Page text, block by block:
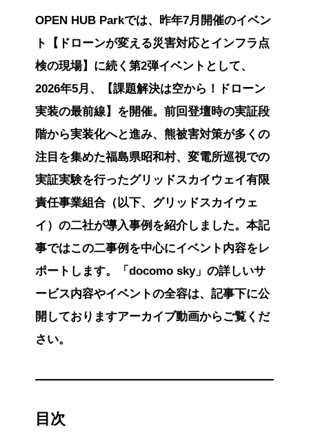
OPEN HUB Parkでは、昨年7月開催のイベン
ト【ドローンが変える災害対応とインフラ点
検の現場】に続く第2弾イベントとして、
2026年5月、【課題解決は空から！ドローン
実装の最前線】を開催。前回登壇時の実証段
階から実装化へと進み、熊被害対策が多くの
注目を集めた福島県昭和村、変電所巡視での
実証実験を行ったグリッドスカイウェイ有限
責任事業組合（以下、グリッドスカイウェ
イ）の二社が導入事例を紹介しました。本記
事ではこの二事例を中心にイベント内容をレ
ポートします。「docomo sky」の詳しいサ
ービス内容やイベントの全容は、記事下に公
開しておりますアーカイブ動画からご覧くだ
さい。
目次